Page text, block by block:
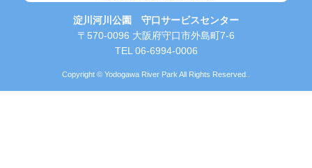
淀川河川公園 守口サービスセンター
〒570-0096 大阪府守口市外島町7-6
TEL 06-6994-0006
Copyright © Yodogawa River Park All Rights Reserved..